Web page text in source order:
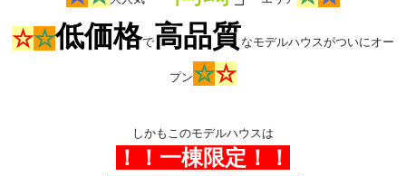
☆☆低価格で高品質なモデルハウスがついにオー
プン☆☆
しかもこのモデルハウスは
！！一棟限定！！